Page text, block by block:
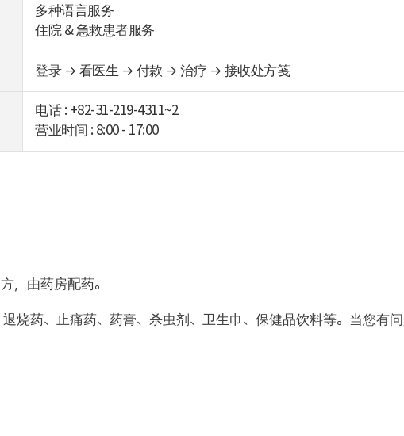
多种语言服务
住院 & 急救患者服务
登录 → 看医生 → 付款 → 治疗 → 接收处方笺
电话 : +82-31-219-4311~2
营业时间 : 8:00 - 17:00
，由药房配药。
烧药、止痛药、药膏、杀虫剂、卫生巾、保健品饮料等。当您有